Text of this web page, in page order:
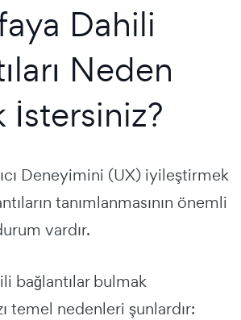
Dahili
Neden
İstersiniz?
Deneyimini (UX) iyileştirmek
tanımlanmasının önemli
vardır.
bağlantılar bulmak
temel nedenleri şunlardır: